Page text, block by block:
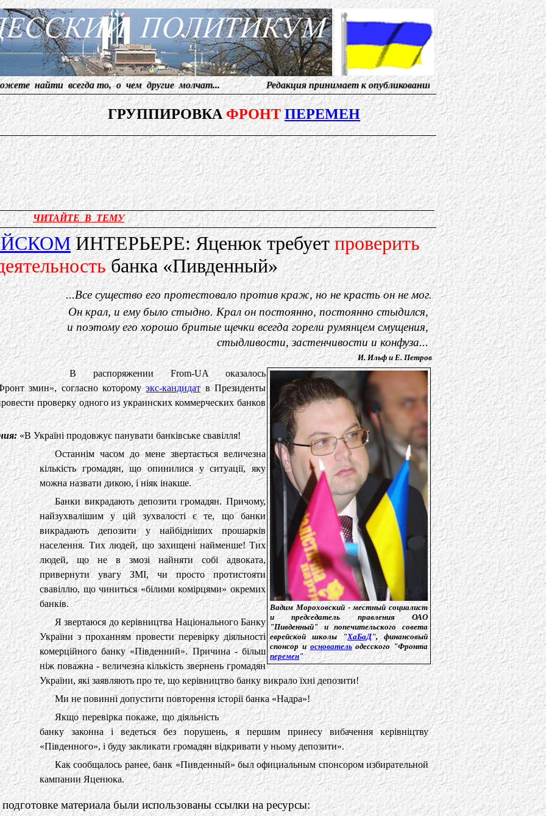
всегда то, о чем другие молчат... Редакция принимает к опубликованию материалы, от солидарных с
ГРУППИРОВКАФРОНТПЕРЕМЕН
ЧИТАЙТЕ В ТЕМУ
ИНТЕРЬЕРЕ: Яценюк требуетпроверить
банка «Пивденный»
...Все существо его протестовало против краж, но не красть он не мог.
Он крал, и ему было стыдно. Крал он постоянно, постоянно стыдился,
и поэтому его хорошо бритые щечки всегда горели румянцем смущения,
стыдливости, застенчивости и конфуза...
И. Ильф и Е. Петров
Вадим Мороховский - местный социалист
и председатель правления ОАО
"Пивденный" и попечительского совета
еврейской школы "ХаБаД", финансовый
спонсор иосновательодесского "Фронта
перемен"
В распоряжении From-UA оказалось
змин», согласно которомуэкс-кандидатв Президенты
проверку одного из украинских коммерческих банков
«В Україні продовжує панувати банківське свавілля!
Останнім часом до мене звертається величезна
кількість громадян, що опинилися у ситуації, яку
можна назвати дикою, і ніяк інакше.
Банки викрадають депозити громадян. Причому,
найзухвалішим у цій зухвалості є те, що банки
викрадають депозити у найбідніших прошарків
населення. Тих людей, що захищені найменше! Тих
людей, що не в змозі найняти собі адвоката,
привернути увагу ЗМІ, чи просто протистояти
свавіллю, що чиниться «білими комірцями» окремих
банків.
Я звертаюся до керівництва Національного Банку
України з проханням провести перевірку діяльності
комерційного банку «Південний». Причина - більш
ніж поважна - величезна кількість звернень громадян
України, які заявляють про те, що керівництво банку викрало їхні депозити!
Ми не повинні допустити повторення історії банка «Надра»!
Якщо перевірка покаже, що діяльність
банку законна і ведеться без порушень, я першим принесу вибачення керівніцтву
«Південного», і буду закликати громадян відкривати у ньому депозити».
Как сообщалось ранее, банк «Пивденный» был официальным спонсором избирательной
кампании Яценюка.
материала были использованы ссылки на ресурсы: